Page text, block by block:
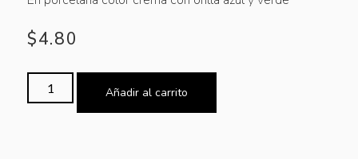
$4.80
Añadir al carrito